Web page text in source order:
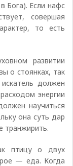
Бога). Если нафс
совершая
то есть
развитии
о стоянках, так
должен
энергии
научиться
она суть дар
транжирить.
птицу о двух
— еда. Когда